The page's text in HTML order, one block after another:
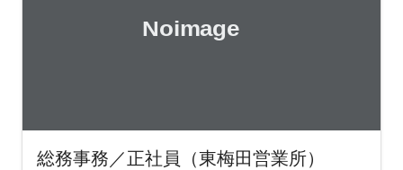
総務事務／正社員（東梅田営業所）